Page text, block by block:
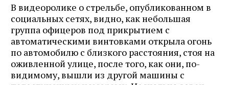
В видеоролике о стрельбе, опубликованном в
социальных сетях, видно, как небольшая
группа офицеров под прикрытием с
автоматическими винтовками открыла огонь
по автомобилю с близкого расстояния, стоя на
оживленной улице, после того, как они, по-
видимому, вышли из другой машины с